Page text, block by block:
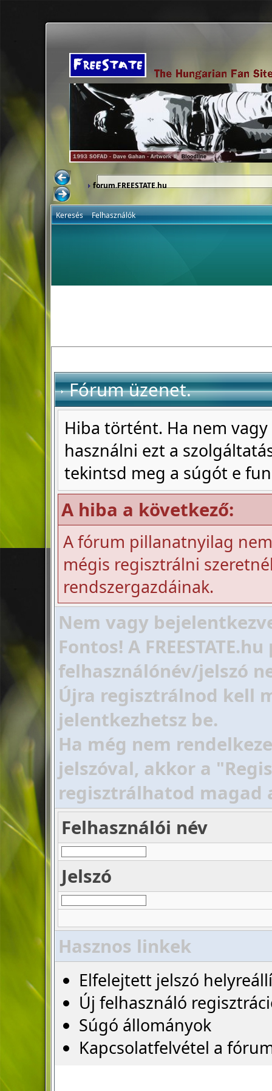
forum.FREESTATE.hu
Keresés Felhasználók
Fórum üzenet.
Hiba történt. Ha nem
használni ezt a
tekintsd meg a súgót e
A hiba a következő:
A fórum pillanatnyilag
mégis regisztrálni
rendszergazdáinak.
Nem vagy
Fontos! A
felhasználónév/jelszó
Újra regisztrálnod kell
jelentkezhetsz be.
Ha még nem
jelszóval, akkor a
regisztrálhatod magad
Felhasználói név
Jelszó
Hasznos linkek
Elfelejtett jelszó
Új felhasználó
Súgó állományok
Kapcsolatfelvétel a